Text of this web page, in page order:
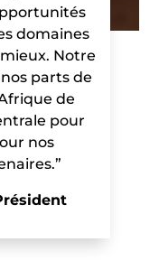
domaines
Notre
parts de
de
pour
nos